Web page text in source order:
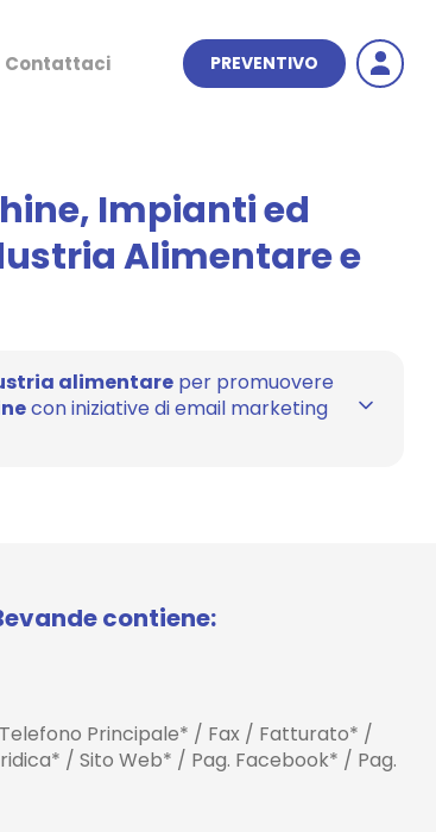
Contattaci PREVENTIVO
Impianti ed
Alimentare e
alimentare per promuovere
con iniziative di email marketing
contiene:
Principale* / Fax / Fatturato* /
/ Sito Web* / Pag. Facebook* / Pag.